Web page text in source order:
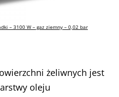
– 3100 W – gaz ziemny – 0,02 bar
żeliwnych jest
oleju